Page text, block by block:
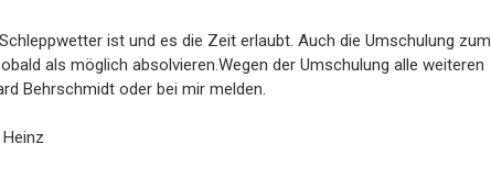
ist und es die Zeit erlaubt. Auch die Umschulung zum
als möglich absolvieren.Wegen der Umschulung alle weiteren
Behrschmidt oder bei mir melden.